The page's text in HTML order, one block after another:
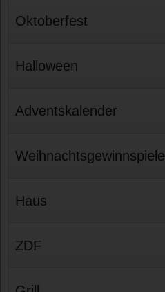
Oktoberfest
Halloween
Adventskalender
Weihnachtsgewinnspiele
Haus
ZDF